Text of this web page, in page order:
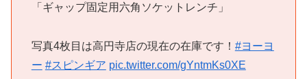
「ギャップ固定用六角ソケットレンチ」
写真4枚目は高円寺店の現在の在庫です！ #ヨーヨ
ー #スピンギア pic.twitter.com/gYntmKs0XE